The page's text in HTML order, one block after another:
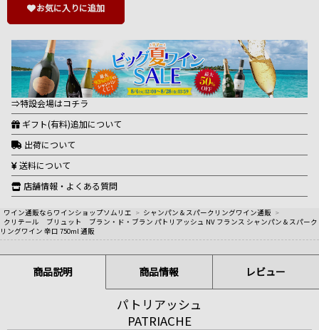
お気に入りに追加
⇒特設会場はコチラ
ギフト(有料)追加について
出荷について
送料について
店舗情報・よくある質問
ワイン通販ならワインショップソムリエ > シャンパン＆スパークリングワイン通販 >
クリテール ブリュット ブラン・ド・ブラン パトリアッシュ NV フランス シャンパン＆スパーク
リングワイン 辛口 750ml 通販
商品説明 商品情報 レビュー
パトリアッシュ
PATRIACHE